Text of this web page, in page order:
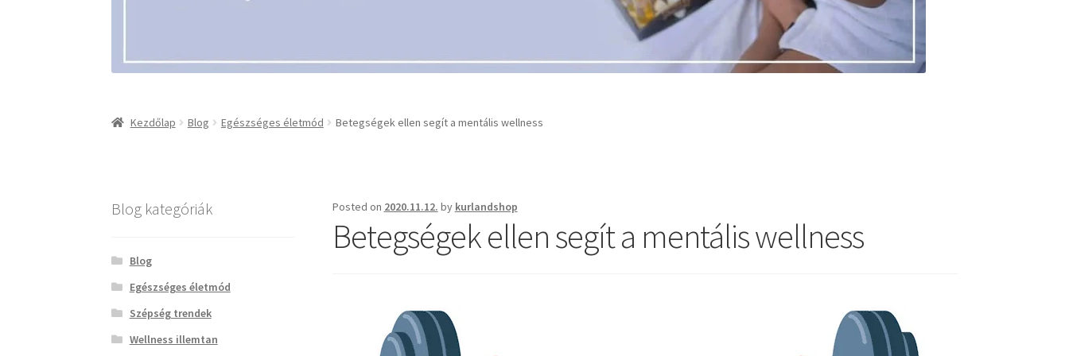
Kezdőlap Blog Egészséges életmód Betegségek ellen segít a mentális wellness
Posted on 2020.11.12. by kurlandshop
Betegségek ellen segít a mentális wellness
Blog kategóriák
Blog
Egészséges életmód
Szépség trendek
Wellness illemtan